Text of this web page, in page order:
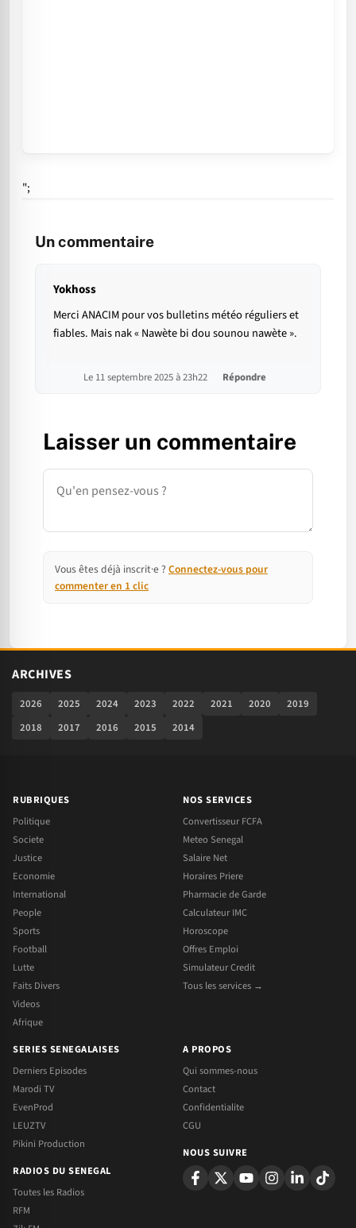
";
Un commentaire
Yokhoss
Merci ANACIM pour vos bulletins météo réguliers et
fiables. Mais nak « Nawète bi dou sounou nawète ».
Le 11 septembre 2025 à 23h22 Répondre
Laisser un commentaire
Commentaire
Vous êtes déjà inscrit·e ? Connectez-vous pour
commenter en 1 clic
ARCHIVES
2026 2025 2024 2023 2022 2021 2020
2019
2018
2017 2016 2015 2014
RUBRIQUES
Politique
Societe
Justice
Economie
International
People
Sports
Football
Lutte
Faits Divers
Videos
Afrique
NOS SERVICES
Convertisseur FCFA
Meteo Senegal
Salaire Net
Horaires Priere
Pharmacie de Garde
Calculateur IMC
Horoscope
Offres Emploi
Simulateur Credit
Tous les services →
SERIES SENEGALAISES
Derniers Episodes
Marodi TV
EvenProd
LEUZTV
Pikini Production
RADIOS DU SENEGAL
Toutes les Radios
RFM
A PROPOS
Qui sommes-nous
Contact
Confidentialite
CGU
NOUS SUIVRE